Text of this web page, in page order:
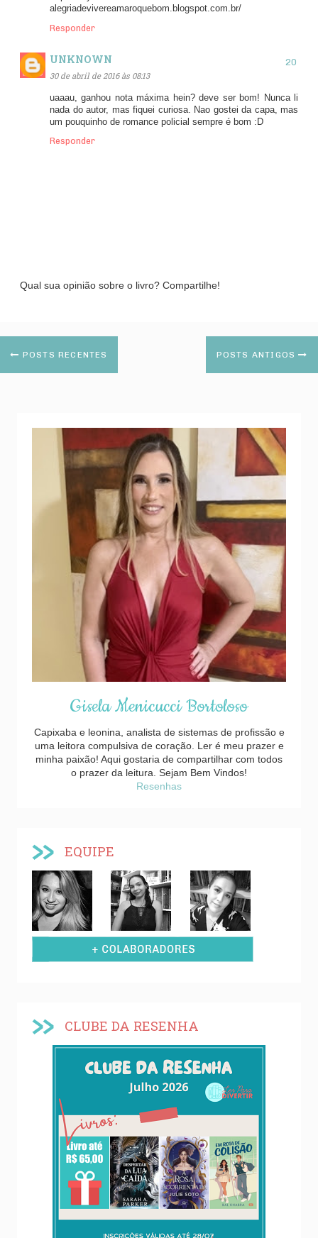
alegriadevivereamaroquebom.blogspot.com.br/
Responder
UNKNOWN
30 de abril de 2016 às 08:13
uaaau, ganhou nota máxima hein? deve ser bom! Nunca li
nada do autor, mas fiquei curiosa. Nao gostei da capa, mas
um pouquinho de romance policial sempre é bom :D
Responder
Qual sua opinião sobre o livro? Compartilhe!
POSTS RECENTES POSTS ANTIGOS
Gisela Menicucci Bortoloso
Capixaba e leonina, analista de sistemas de profissão e
uma leitora compulsiva de coração. Ler é meu prazer e
minha paixão! Aqui gostaria de compartilhar com todos
o prazer da leitura. Sejam Bem Vindos!
Resenhas
EQUIPE
CLUBE DA RESENHA